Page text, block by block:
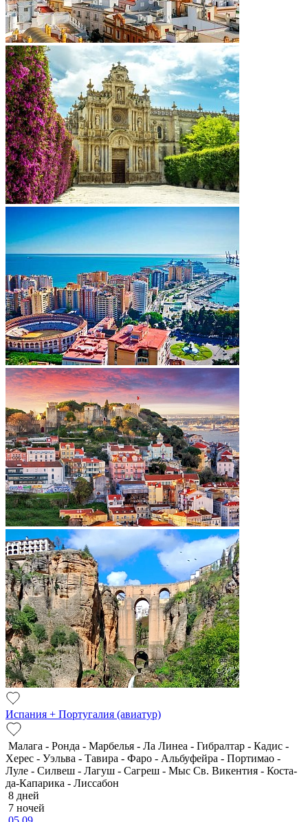
Испания + Португалия (авиатур)
Малага - Ронда - Марбелья - Ла Линеа - Гибралтар - Кадис -
Херес - Уэльва - Тавира - Фаро - Альбуфейра - Портимао -
Луле - Силвеш - Лагуш - Сагреш - Мыс Св. Викентия - Коста-
да-Капарика - Лиссабон
8 дней
7 ночей